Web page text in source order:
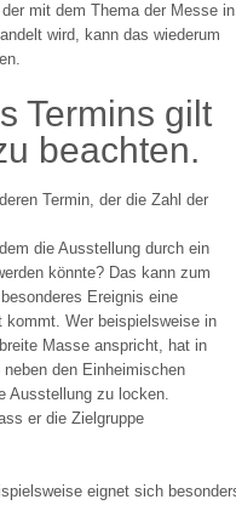
mit dem Thema der Messe in
wird, kann das wiederum
Termins gilt
beachten.
Termin, der die Zahl der
die Ausstellung durch ein
könnte? Das kann zum
Ereignis eine
Wer beispielsweise in
Masse anspricht, hat in
den Einheimischen
Ausstellung zu locken.
er die Zielgruppe
eignet sich